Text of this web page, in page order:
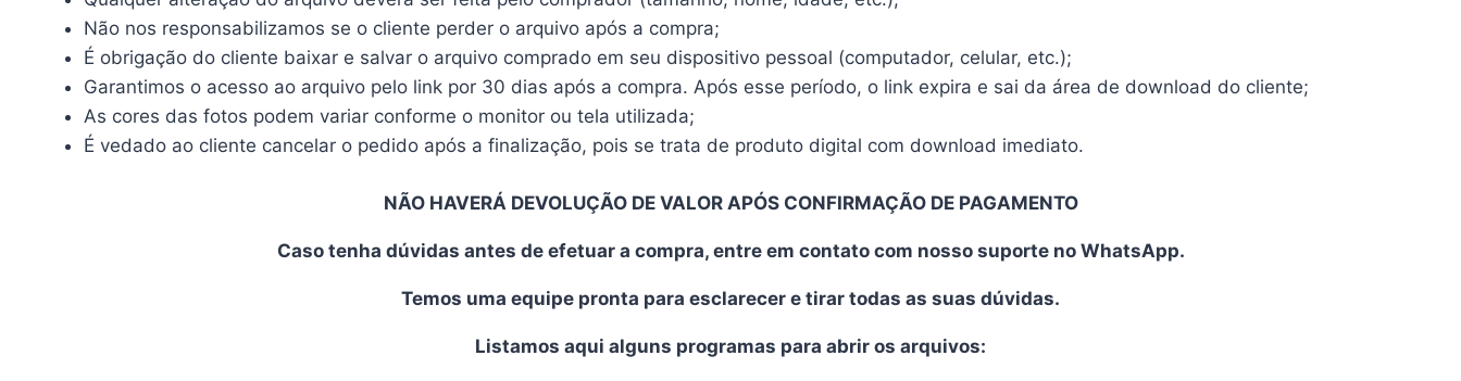
Não nos responsabilizamos se o cliente perder o arquivo após a compra;
É obrigação do cliente baixar e salvar o arquivo comprado em seu dispositivo pessoal (computador, celular, etc.);
Garantimos o acesso ao arquivo pelo link por 30 dias após a compra. Após esse período, o link expira e sai da área de download do cliente;
As cores das fotos podem variar conforme o monitor ou tela utilizada;
É vedado ao cliente cancelar o pedido após a finalização, pois se trata de produto digital com download imediato.
NÃO HAVERÁ DEVOLUÇÃO DE VALOR APÓS CONFIRMAÇÃO DE PAGAMENTO
Caso tenha dúvidas antes de efetuar a compra, entre em contato com nosso suporte no WhatsApp.
Temos uma equipe pronta para esclarecer e tirar todas as suas dúvidas.
Listamos aqui alguns programas para abrir os arquivos: